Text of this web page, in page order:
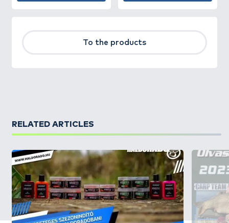
To the products
RELATED ARTICLES